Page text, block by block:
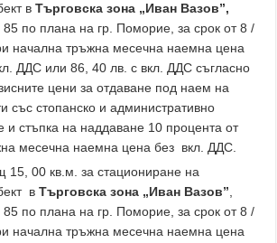
вТърговска зона „Иван Вазов”,
85 по плана на гр. Поморие, за срок от 8 /
начална тръжна месечна наемна цена
ДДС или 86, 40 лв. с вкл. ДДС съгласно
цени за отдаване под наем на
със стопанско и административно
и стъпка на наддаване 10 процента от
месечна наемна цена без вкл. ДДС.
15, 00 кв.м. за стациониране на
вТърговска зона „Иван Вазов”
85 по плана на гр. Поморие, за срок от 8 /
начална тръжна месечна наемна цена